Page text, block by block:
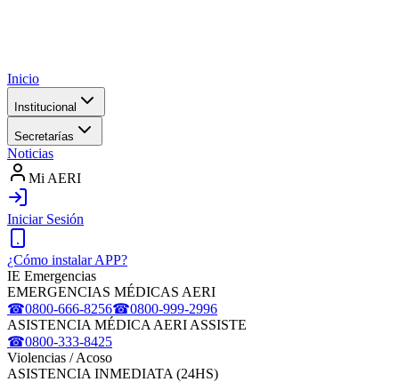
Inicio
Institucional
Secretarías
Noticias
Mi AERI
Iniciar Sesión
¿Cómo instalar APP?
IE Emergencias
EMERGENCIAS MÉDICAS AERI
☎0800-666-8256☎0800-999-2996
ASISTENCIA MÉDICA AERI ASSISTE
☎0800-333-8425
Violencias / Acoso
ASISTENCIA INMEDIATA (24HS)